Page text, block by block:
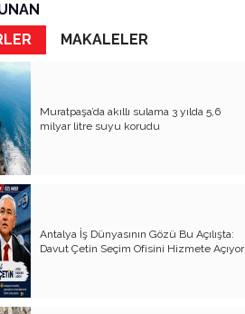
MAKALELER
Muratpaşa’da akıllı sulama 3 yılda 5,6
milyar litre suyu korudu
Antalya İş Dünyasının Gözü Bu Açılışta:
Davut Çetin Seçim Ofisini Hizmete Açıyor